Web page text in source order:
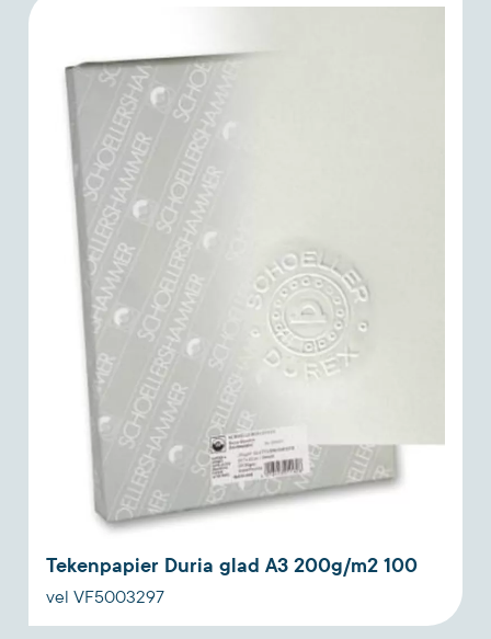
Tekenpapier Duria glad A3 200g/m2 100
vel VF5003297